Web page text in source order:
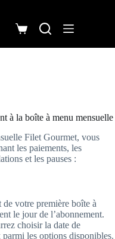
Panier
à la boîte à menu mensuelle
Filet Gourmet, vous
les paiements, les
et les pauses :
votre première boîte à
le jour de l’abonnement.
choisir la date de
les options disponibles.